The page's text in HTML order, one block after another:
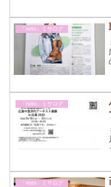
「noto」ミサログ
「noto」ミサログ
「noto」ミサログ